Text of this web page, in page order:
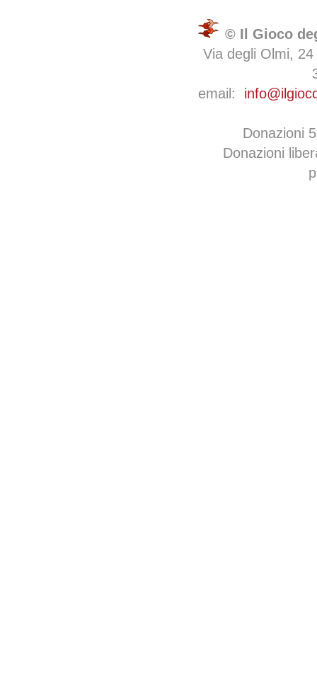
© Il Gioco
Via degli Olmi,
email:
Donazioni
Donazioni